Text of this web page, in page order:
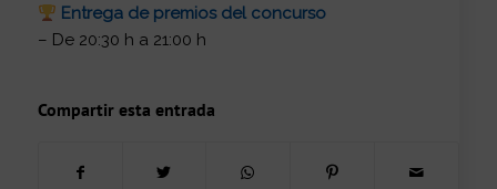
Entrega de premios del concurso
– De 20:30 h a 21:00 h
Compartir esta entrada